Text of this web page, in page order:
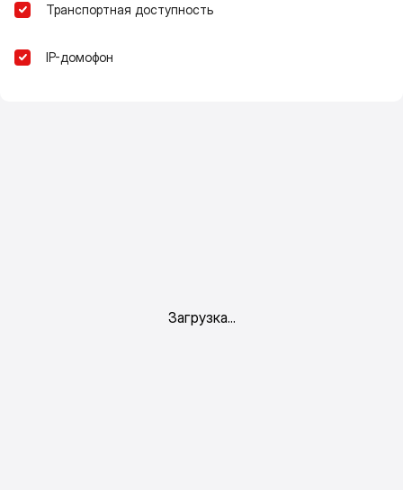
Транспортная доступность
IP-домофон